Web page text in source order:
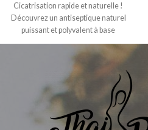
Cicatrisation rapide et naturelle !
Découvrez un antiseptique naturel
puissant et polyvalent à base
d’extrait de